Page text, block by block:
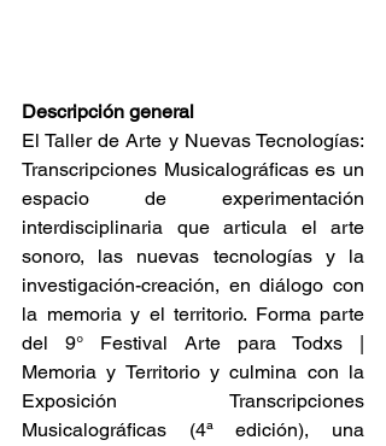
Descripción general
El Taller de Arte y Nuevas Tecnologías:
Transcripciones Musicalográficas es un
espacio de experimentación
interdisciplinaria que articula el arte
sonoro, las nuevas tecnologías y la
investigación-creación, en diálogo con
la memoria y el territorio. Forma parte
del 9° Festival Arte para Todxs |
Memoria y Territorio y culmina con la
Exposición Transcripciones
Musicalográficas (4ª edición), una